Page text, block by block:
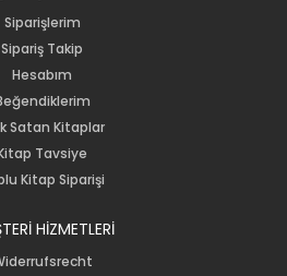
Siparişlerim
Sipariş Takip
Hesabım
Satan Kitaplar
Tavsiye
Kitap Siparişi
HİZMETLERİ